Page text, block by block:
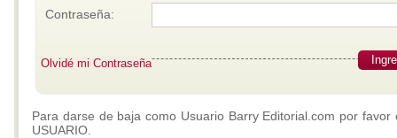
Contraseña:
Olvidé mi Contraseña
Para darse de baja como Usuario Barry Editorial.com por
USUARIO.